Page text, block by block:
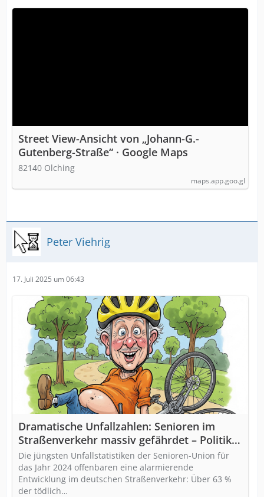
Street View-Ansicht von „Johann-G.-
Gutenberg-Straße“ · Google Maps
82140 Olching
maps.app.goo.gl
Peter Viehrig
17. Juli 2025 um 06:43
Dramatische Unfallzahlen: Senioren im
Straßenverkehr massiv gefährdet – Politik,
Planung und Technik sind gefordert
Die jüngsten Unfallstatistiken der Senioren-Union für
das Jahr 2024 offenbaren eine alarmierende
Entwicklung im deutschen Straßenverkehr: Über 63 %
der tödlich…